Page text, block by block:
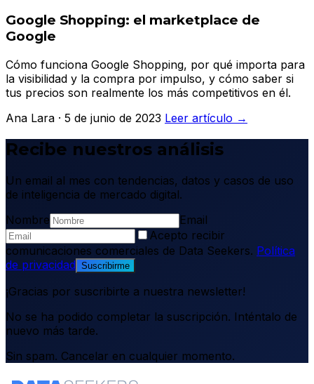
Google Shopping: el marketplace de
Google
Cómo funciona Google Shopping, por qué importa para
la visibilidad y la compra por impulso, y cómo saber si
tus precios son realmente los más competitivos en él.
Ana Lara · 5 de junio de 2023 Leer artículo →
Recibe nuestros análisis
Un email al mes con tendencias, datos y casos de uso
de inteligencia de mercado digital.
Nombre
Email
Acepto recibir
comunicaciones comerciales de Data Seekers. Política
de privacidad Suscribirme
¡Gracias por suscribirte a nuestra newsletter!
No se ha podido completar la suscripción. Inténtalo de
nuevo más tarde.
Sin spam. Cancelar en cualquier momento.